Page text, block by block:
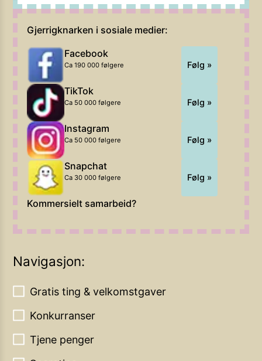
Gjerrigknarken i sosiale medier:
Facebook
Ca 190 000 følgere Følg »
TikTok
Ca 50 000 følgere Følg »
Instagram
Ca 50 000 følgere Følg »
Snapchat
Ca 30 000 følgere Følg »
Kommersielt samarbeid?
Navigasjon:
Gratis ting & velkomstgaver
Konkurranser
Tjene penger